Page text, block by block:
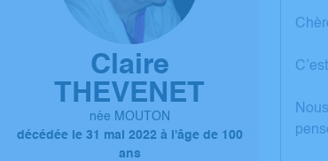
Claire
THEVENET
née MOUTON
décédée le 31 mai 2022 à l'âge de 100
ans